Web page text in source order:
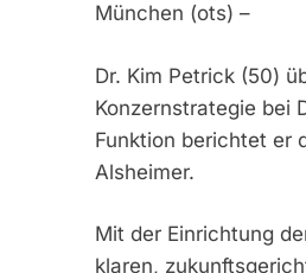
München (ots) –
Dr. Kim Petrick (50)
Konzernstrategie bei
Funktion berichtet er
Alsheimer.
Mit der Einrichtung
klaren,